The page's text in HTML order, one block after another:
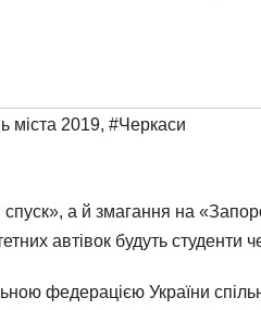
міста 2019, #Черкаси
а й змагання на
автівок будуть студенти
федерацією України